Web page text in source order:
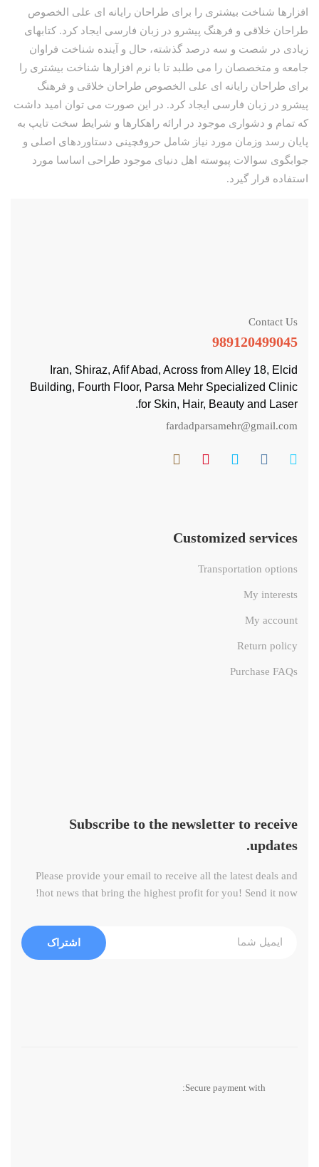
افزارها شناخت بیشتری را برای طراحان رایانه ای علی الخصوص
طراحان خلاقی و فرهنگ پیشرو در زبان فارسی ایجاد کرد. کتابهای
زیادی در شصت و سه درصد گذشته، حال و آینده شناخت فراوان
جامعه و متخصصان را می طلبد تا با نرم افزارها شناخت بیشتری را
برای طراحان رایانه ای علی الخصوص طراحان خلاقی و فرهنگ
پیشرو در زبان فارسی ایجاد کرد. در این صورت می توان امید داشت
که تمام و دشواری موجود در ارائه راهکارها و شرایط سخت تایپ به
پایان رسد وزمان مورد نیاز شامل حروفچینی دستاوردهای اصلی و
جوابگوی سوالات پیوسته اهل دنیای موجود طراحی اساسا مورد
استفاده قرار گیرد.
Contact Us
989120499045
Iran, Shiraz, Afif Abad, Across from Alley 18, Elcid
Building, Fourth Floor, Parsa Mehr Specialized Clinic
for Skin, Hair, Beauty and Laser.
fardadparsamehr@gmail.com
Customized services
Transportation options
My interests
My account
Return policy
Purchase FAQs
Subscribe to the newsletter to receive
updates.
Please provide your email to receive all the latest deals and
hot news that bring the highest profit for you! Send it now!
اشتراک
Secure payment with: